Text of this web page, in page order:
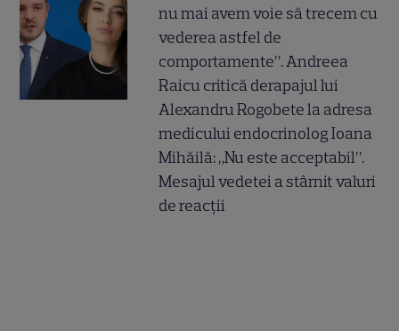
nu mai avem voie să trecem cu
vederea astfel de
comportamente”. Andreea
Raicu critică derapajul lui
Alexandru Rogobete la adresa
medicului endocrinolog Ioana
Mihăilă: „Nu este acceptabil”.
Mesajul vedetei a stârnit valuri
de reacții